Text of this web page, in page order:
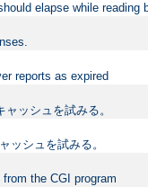
elapse while reading
reports as expired
ッシュを試みる。
ッシュを試みる。
the CGI program